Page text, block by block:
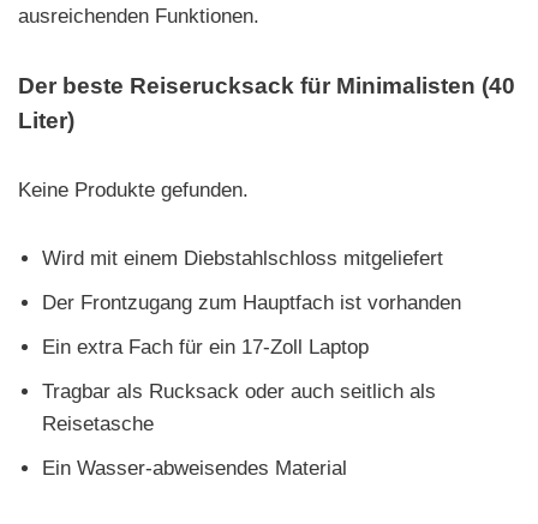
ausreichenden Funktionen.
Der beste Reiserucksack für Minimalisten (40
Liter)
Keine Produkte gefunden.
Wird mit einem Diebstahlschloss mitgeliefert
Der Frontzugang zum Hauptfach ist vorhanden
Ein extra Fach für ein 17-Zoll Laptop
Tragbar als Rucksack oder auch seitlich als
Reisetasche
Ein Wasser-abweisendes Material